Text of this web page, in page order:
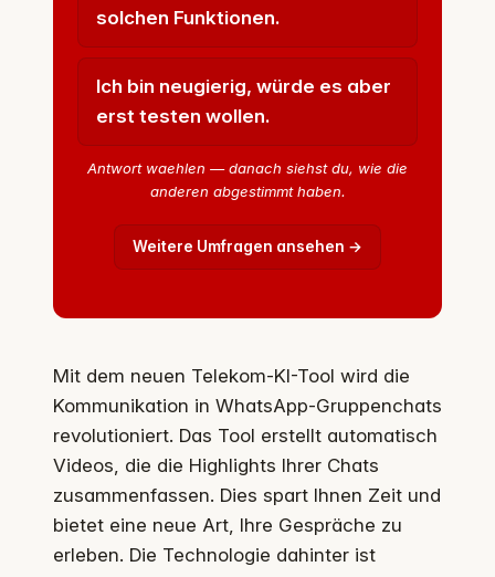
solchen Funktionen.
Ich bin neugierig, würde es aber
erst testen wollen.
Antwort waehlen — danach siehst du, wie die
anderen abgestimmt haben.
Weitere Umfragen ansehen →
Mit dem neuen Telekom-KI-Tool wird die
Kommunikation in WhatsApp-Gruppenchats
revolutioniert. Das Tool erstellt automatisch
Videos, die die Highlights Ihrer Chats
zusammenfassen. Dies spart Ihnen Zeit und
bietet eine neue Art, Ihre Gespräche zu
erleben. Die Technologie dahinter ist